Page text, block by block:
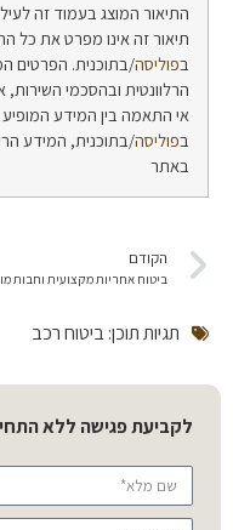
התיאור המוצג בעמוד זה
תיאור זה אינו מפרט את כל
בפוליסה/בתוכנית. הפרטים
הרלוונטית ובהסכמי
אי התאמה בין המידע
בפוליסה/בתוכנית, המידע
באתר
הקודם
תגיות תוכן:ביטוח רכב
לקביעת פגישה ללא